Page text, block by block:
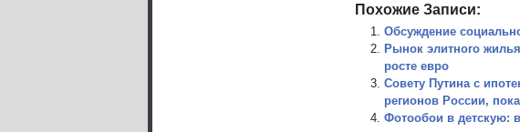
Похожие Записи:
Обсуждение
Рынок элитного
росте евро
Совету Путина с
регионов России,
Фотообои в детскую: